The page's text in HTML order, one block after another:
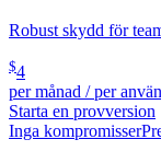
Robust skydd för
$4
per månad / per
Starta en provversion
Inga kompromisser